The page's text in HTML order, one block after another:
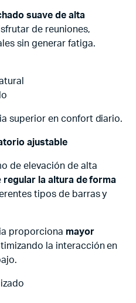
suave de alta
de reuniones,
sin generar fatiga.
superior en confort diario.
ajustable
de elevación de alta
regular la altura de forma
tipos de barras y
proporciona mayor
la interacción en